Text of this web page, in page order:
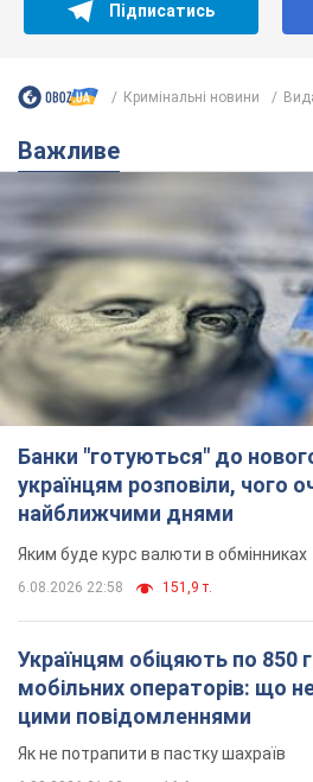
Підписатись
Кримінальні новини
Важливе
Банки "готуються" до
українцям розповіли, чого
найближчими днями
Яким буде курс валюти в обмінниках
6.08.2026 22:58 151,9 т.
Українцям обіцяють по 850
мобільних операторів: що
цими повідомленнями
Як не потрапити в пастку шахраїв